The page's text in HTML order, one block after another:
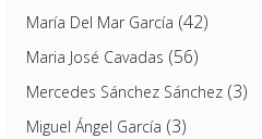
María Del Mar García (42)
Maria José Cavadas (56)
Mercedes Sánchez Sánchez(3)
Miguel Ángel García (3)